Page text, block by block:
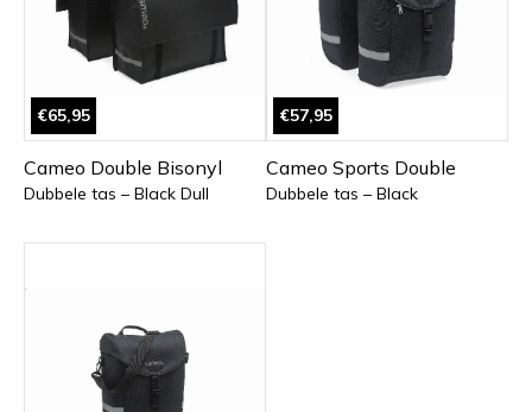
€65,95
Cameo Double Bisonyl
Dubbele tas – Black Dull
€57,95
Cameo Sports Double
Dubbele tas – Black